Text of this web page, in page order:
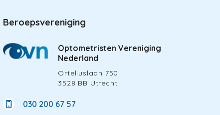
Beroepsvereniging
Optometristen Vereniging
Nederland
Orteliuslaan 750
3528 BB Utrecht
030 200 67 57